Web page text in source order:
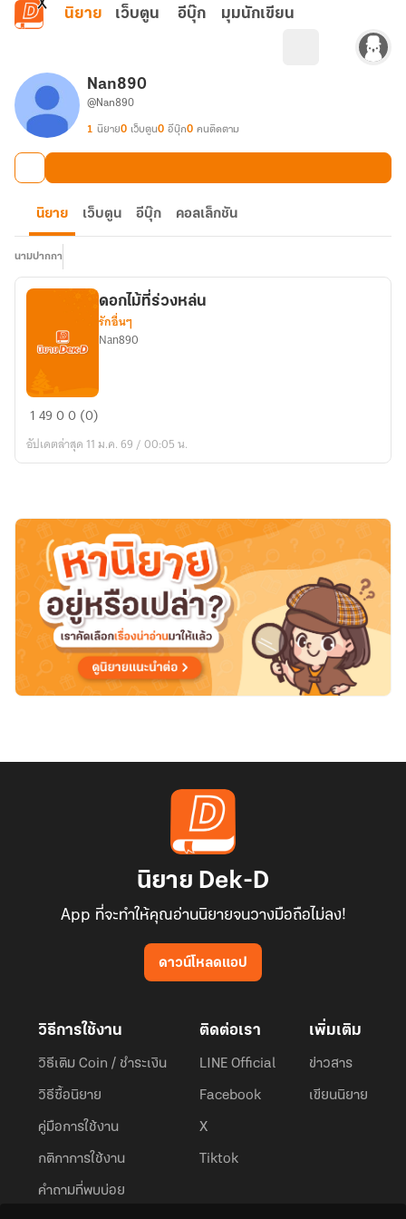
ข้ามไปยังเนื้อหาหลัก
นิยาย เว็บตูน อีบุ๊ก มุมนักเขียน
Nan890
@Nan890
1 นิยาย0 เว็บตูน0 อีบุ๊ก0 คนติดตาม
นิยาย เว็บตูน อีบุ๊ก คอลเล็กชัน
นามปากกา
ดอกไม้
ร่วง
ดอกไม้ที่ร่วงหล่น
รักอื่นๆ
Nan890
14900 (0)
อัปเดตล่าสุด 11 ม.ค. 69 / 00:05 น.
นิยาย Dek-D
App ที่จะทำให้คุณอ่านนิยายจนวางมือถือไม่ลง!
ดาวน์โหลดแอป
วิธีการใช้งาน
วิธีเติม Coin / ชำระเงิน
วิธีซื้อนิยาย
คู่มือการใช้งาน
กติกาการใช้งาน
คำถามที่พบบ่อย
ติดต่อเรา
LINE Official
Facebook
X
Tiktok
เพิ่มเติม
ข่าวสาร
เขียนนิยาย